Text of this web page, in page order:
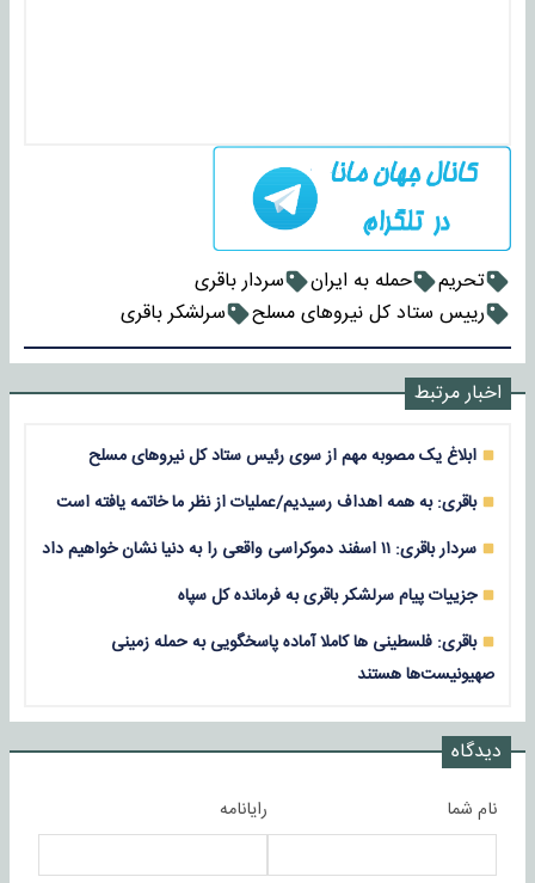
تحریم حمله به ایران
سردار باقری
رییس ستاد کل نیروهای مسلح
سرلشکر باقری
اخبار مرتبط
ابلاغ یک مصوبه مهم از سوی رئیس ستاد کل نیروهای مسلح
باقری: به همه اهداف رسیدیم/عملیات از نظر ما خاتمه یافته است
سردار باقری: ۱۱ اسفند دموکراسی واقعی را به دنیا نشان خواهیم داد
جزییات پیام سرلشکر باقری به فرمانده کل سپاه
باقری: فلسطینی ها کاملا آماده پاسخگویی به حمله زمینی
صهیونیست‌ها هستند
دیدگاه
نام شما رایانامه